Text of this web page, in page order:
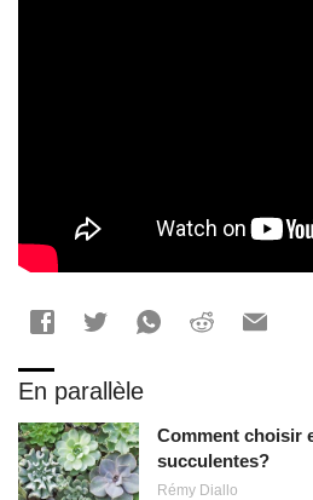
En parallèle
Comment choisir
succulentes?
Rémy Diallo